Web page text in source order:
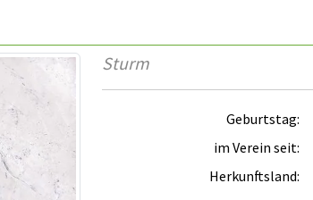
Sturm
Geburtstag:
im Verein seit:
Herkunftsland: